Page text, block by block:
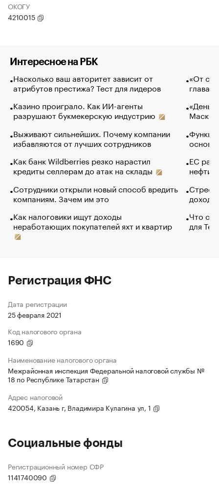
ОКОГУ
4210015
Интересное на РБК
Насколько ваш авторитет зависит от
атрибутов престижа? Тест для лидеров
Казино проиграло. Как ИИ-агенты
разрушают букмекерскую индустрию
Выживают сильнейших. Почему компании
избавляются от лучших сотрудников
Как банк Wildberries резко нарастил
кредиты селлерам до атак на склады
Сотрудники открыли новый способ вредить
компаниям. Зачем им это
Как налоговики ищут доходы
неработающих покупателей яхт и квартир
«От
глава
Маск в
основ
ЕС
нефти
Что
для
Регистрация ФНС
Дата регистрации
25 февраля 2021
Код налогового органа
1690
Наименование налогового органа
Межрайонная инспекция Федеральной налоговой службы №
18 по Республике Татарстан
Адрес налоговой
420054, Казань г, Владимира Кулагина ул, 1
Социальные фонды
Регистрационный номер СФР
1141740090